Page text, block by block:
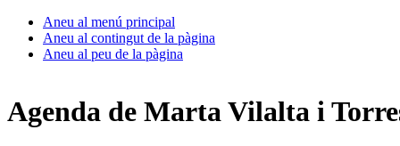
Aneu al menú principal
Aneu al contingut de la pàgina
Aneu al peu de la pàgina
Agenda de Marta Vilalta i